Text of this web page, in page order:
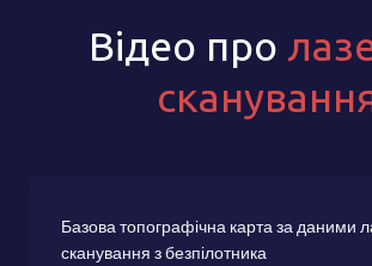
Відео про
Базова топографічна карта за даними
сканування з безпілотника